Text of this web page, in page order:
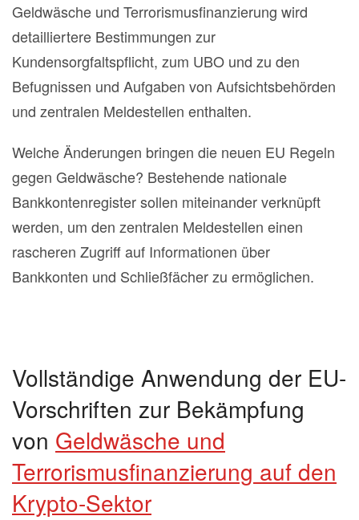
Geldwäsche und Terrorismusfinanzierung wird
detailliertere Bestimmungen zur
Kundensorgfaltspflicht, zum UBO und zu den
Befugnissen und Aufgaben von Aufsichtsbehörden
und zentralen Meldestellen enthalten.
Welche Änderungen bringen die neuen EU Regeln
gegen Geldwäsche? Bestehende nationale
Bankkontenregister sollen miteinander verknüpft
werden, um den zentralen Meldestellen einen
rascheren Zugriff auf Informationen über
Bankkonten und Schließfächer zu ermöglichen.
Vollständige Anwendung der EU-
Vorschriften zur Bekämpfung
von Geldwäsche und
Terrorismusfinanzierung auf den
Krypto-Sektor